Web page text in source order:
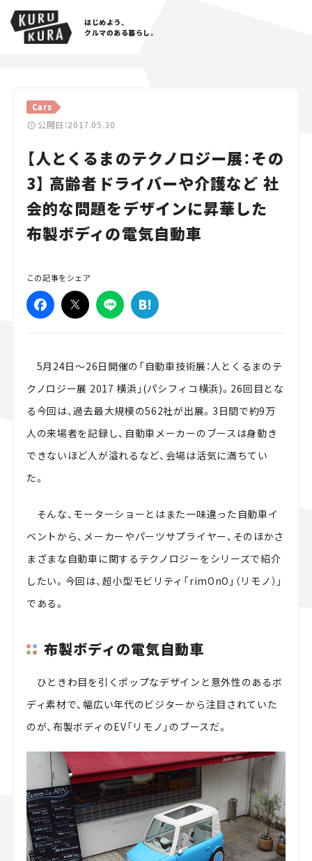
はじめよう、
クルマのある暮らし。
Cars
公開日：2017.05.30
【人とくるまのテクノロジー展：その
3】 高齢者ドライバーや介護など 社
会的な問題をデザインに昇華した
布製ボディの電気自動車
この記事をシェア
5月24日～26日開催の「自動車技術展：人とくるまのテ
クノロジー展 2017 横浜」(パシフィコ横浜)。26回目とな
る今回は、過去最大規模の562社が出展。3日間で約9万
人の来場者を記録し、自動車メーカーのブースは身動き
できないほど人が溢れるなど、会場は活気に満ちてい
た。
そんな、モーターショーとはまた一味違った自動車イ
ベントから、メーカーやパーツサプライヤー、そのほかさ
まざまな自動車に関するテクノロジーをシリーズで紹介
したい。今回は、超小型モビリティ「rimOnO」（リモノ）」
である。
布製ボディの電気自動車
ひときわ目を引くポップなデザインと意外性のあるボ
ディ素材で、幅広い年代のビジターから注目されていた
のが、布製ボディのEV「リモノ」のブースだ。
Cars
Lifestyle
Traffic
Special
Campaign
人気のハッシュタグ